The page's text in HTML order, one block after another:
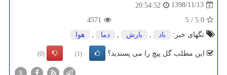
1398/11/13
20:54:52
5.0
/
5
4571
تگهای خبر:
باد , بارش , دما , هوا
این مطلب گل پیچ را می پسندید؟ (1)
(0)
X